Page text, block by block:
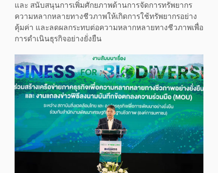
และ สนับสนุนการเพิ่มศักยภาพด้านการจัดการทรัพยากร
ความหลากหลายทางชีวภาพให้เกิดการใช้ทรัพยากรอย่าง
คุ้มค่า และลดผลกระทบต่อความหลากหลายทางชีวภาพเพื่อ
การดำเนินธุรกิจอย่างยั่งยืน